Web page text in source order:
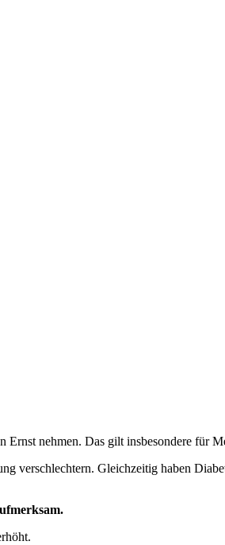
nehmen. Das gilt insbesondere für
verschlechtern. Gleichzeitig haben